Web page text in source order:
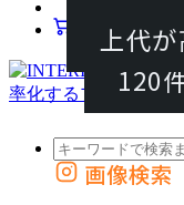
カート
外部サイトの商品
画像検索
120
上代